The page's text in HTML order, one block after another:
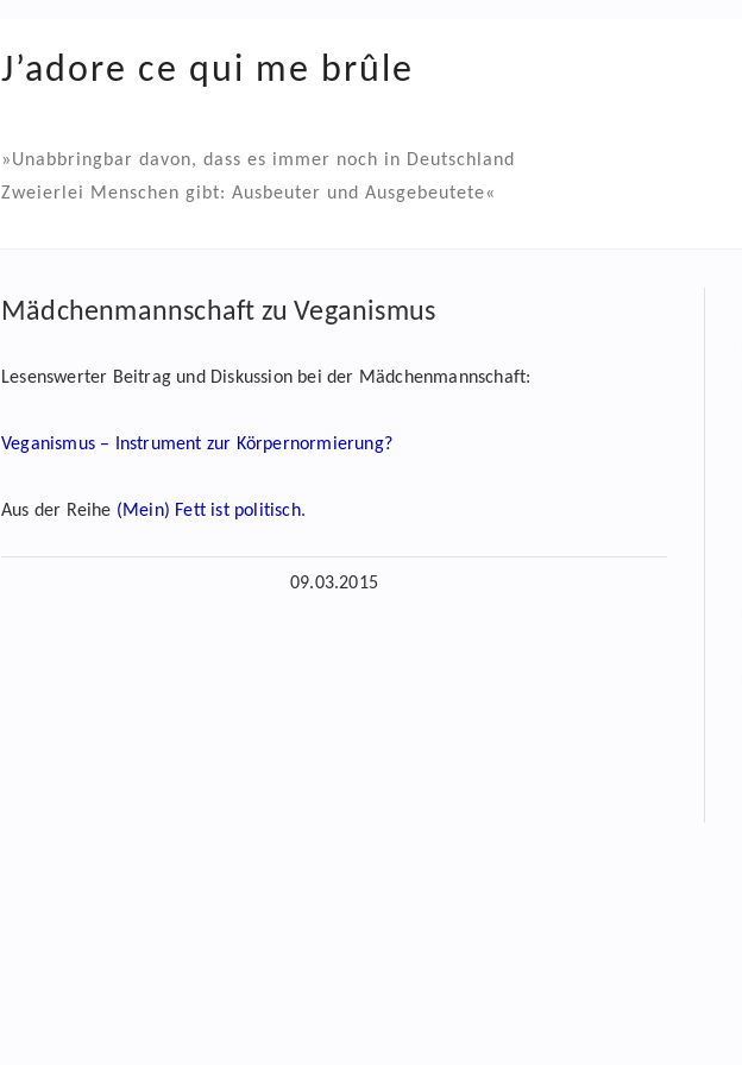
J’adore ce qui me brûle
»Unabbringbar davon, dass es immer noch in Deutschland
Zweierlei Menschen gibt: Ausbeuter und Ausgebeutete«
Mädchenmannschaft zu Veganismus
Lesenswerter Beitrag und Diskussion bei der Mädchenmannschaft:
Veganismus – Instrument zur Körpernormierung?
Aus der Reihe (Mein) Fett ist politisch.
09.03.2015